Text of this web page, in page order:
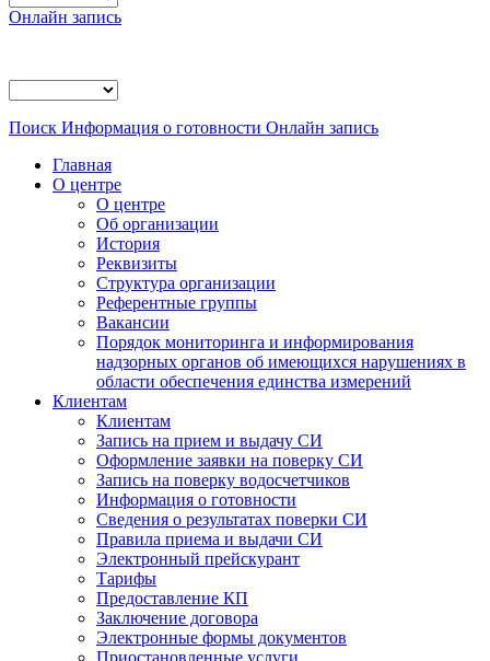
Онлайн запись
Поиск Информация о готовности Онлайн запись
Главная
О центре
О центре
Об организации
История
Реквизиты
Структура организации
Референтные группы
Вакансии
Порядок мониторинга и информирования
надзорных органов об имеющихся нарушениях в
области обеспечения единства измерений
Клиентам
Клиентам
Запись на прием и выдачу СИ
Оформление заявки на поверку СИ
Запись на поверку водосчетчиков
Информация о готовности
Сведения о результатах поверки СИ
Правила приема и выдачи СИ
Электронный прейскурант
Тарифы
Предоставление КП
Заключение договора
Электронные формы документов
Приостановленные услуги